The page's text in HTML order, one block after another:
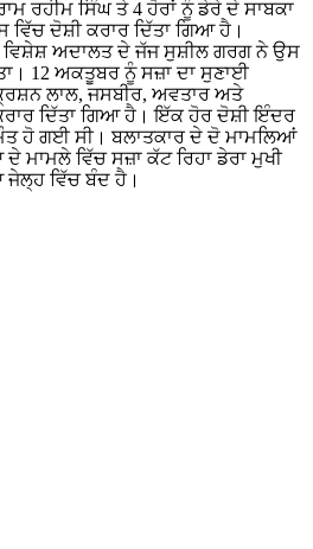
ਰਹੀਮ ਸਿੰਘ ਤੇ 4 ਹੋਰਾਂ ਨੂੰ ਡੇਰੇ ਦੇ ਸਾਬਕਾ
ਦੋਸ਼ੀ ਕਰਾਰ ਦਿੱਤਾ ਗਿਆ ਹੈ।
ਵਿਸ਼ੇਸ਼ ਅਦਾਲਤ ਦੇ ਜੱਜ ਸੁਸ਼ੀਲ ਗਰਗ ਨੇ ਉਸ
12 ਅਕਤੂਬਰ ਨੂੰ ਸਜ਼ਾ ਦਾ ਸੁਣਾਈ
ਲਾਲ, ਜਸਬੀਰ, ਅਵਤਾਰ ਅਤੇ
ਦਿੱਤਾ ਗਿਆ ਹੈ। ਇੱਕ ਹੋਰ ਦੋਸ਼ੀ ਇੰਦਰ
ਹੋ ਗਈ ਸੀ। ਬਲਾਤਕਾਰ ਦੇ ਦੋ ਮਾਮਲਿਆਂ
ਮਾਮਲੇ ਵਿੱਚ ਸਜ਼ਾ ਕੱਟ ਰਿਹਾ ਡੇਰਾ ਮੁਖੀ
ਜੇਲ੍ਹ ਵਿੱਚ ਬੰਦ ਹੈ।